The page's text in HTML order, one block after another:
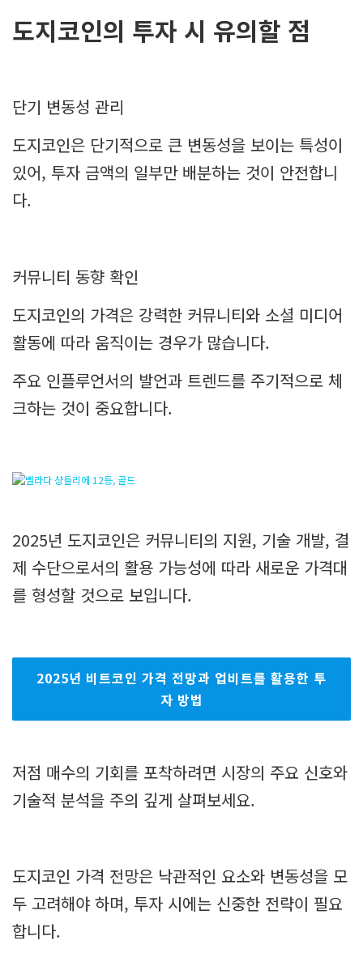
도지코인의 투자 시 유의할 점
단기 변동성 관리
도지코인은 단기적으로 큰 변동성을 보이는 특성이
있어, 투자 금액의 일부만 배분하는 것이 안전합니
다.
커뮤니티 동향 확인
도지코인의 가격은 강력한 커뮤니티와 소셜 미디어
활동에 따라 움직이는 경우가 많습니다.
주요 인플루언서의 발언과 트렌드를 주기적으로 체
크하는 것이 중요합니다.
2025년 도지코인은 커뮤니티의 지원, 기술 개발, 결
제 수단으로서의 활용 가능성에 따라 새로운 가격대
를 형성할 것으로 보입니다.
2025년 비트코인 가격 전망과 업비트를 활용한 투
자 방법
저점 매수의 기회를 포착하려면 시장의 주요 신호와
기술적 분석을 주의 깊게 살펴보세요.
도지코인 가격 전망은 낙관적인 요소와 변동성을 모
두 고려해야 하며, 투자 시에는 신중한 전략이 필요
합니다.